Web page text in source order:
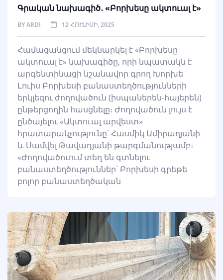
Գրական նախագիծ․ «Բորխեսը ակտուալ է»
BYARDI 12 ՀՈՒԼԻՍԻ, 2025
Համացանցում մեկնարկել է «Բորխեսը
ակտուալ է» նախագիծը, որի նպատակն է
արգենտինացի նշանավոր գրող Խորխե
Լուիս Բորխեսի բանաստեղծությունների
երկլեզու ժողովածուն (իսպաներեն-հայերեն)
ընթերցողին հասցնելը։ Ժողովածուն լույս է
ընծայելու «Ակտուալ արվեստ»
հրատարակչությունը՝ Հասմիկ Ամիրաղյանի
և Սամվել Թավադյանի թարգմանությամբ։
«Ժողովածուում տեղ են գտնելու
բանաստեղծություններ՝ Բորխեսի գրեթե
բոլոր բանաստեղծական